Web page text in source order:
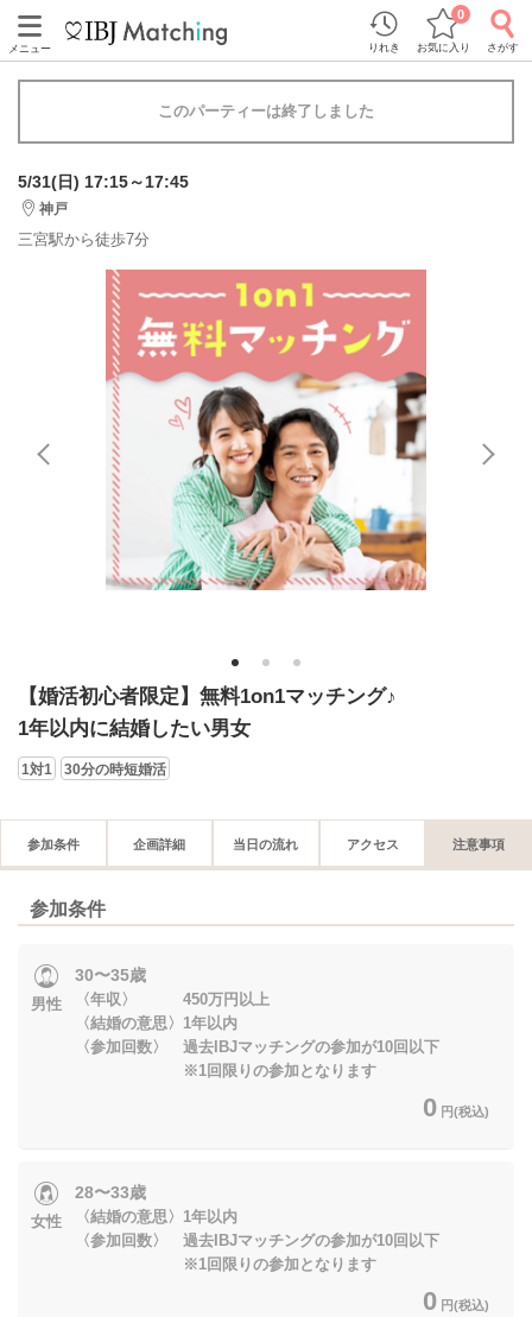
メニュー りれき お気に入り
0
さがす
このパーティーは終了しました
5/31(日) 17:15～17:45
神戸
三宮駅から徒歩7分
1 2 3
【婚活初心者限定】無料1on1マッチング♪
1年以内に結婚したい男女
1対1 30分の時短婚活
参加条件 企画詳細 当日の流れ アクセス 注意事項
参加条件
男性
30〜35歳
〈年収〉 450万円以上
〈結婚の意思〉1年以内
〈参加回数〉 過去IBJマッチングの参加が10回以下
※1回限りの参加となります
0 円(税込)
女性
28〜33歳
〈結婚の意思〉1年以内
〈参加回数〉 過去IBJマッチングの参加が10回以下
※1回限りの参加となります
0 円(税込)